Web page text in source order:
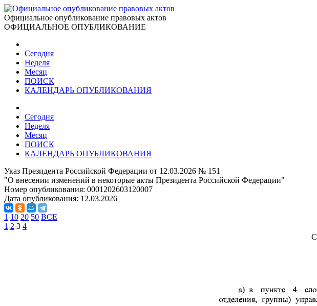
Официальное опубликование правовых актов
ОФИЦИАЛЬНОЕ ОПУБЛИКОВАНИЕ
Сегодня
Неделя
Месяц
ПОИСК
КАЛЕНДАРЬ ОПУБЛИКОВАНИЯ
Сегодня
Неделя
Месяц
ПОИСК
КАЛЕНДАРЬ ОПУБЛИКОВАНИЯ
Указ Президента Российской Федерации от 12.03.2026 № 151
"О внесении изменений в некоторые акты Президента Российской Федерации"
Номер опубликования: 0001202603120007
Дата опубликования: 12.03.2026
1 10 20 50 ВСЕ
1 2 3 4